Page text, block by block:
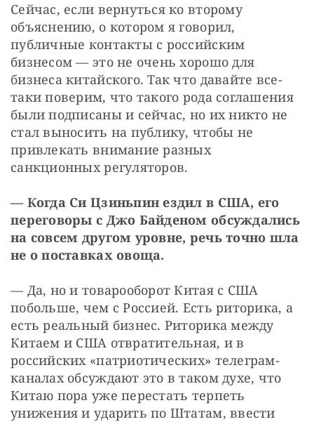
Сейчас, если вернуться ко второму
объяснению, о котором я говорил,
публичные контакты с российским
бизнесом — это не очень хорошо для
бизнеса китайского. Так что давайте все-
таки поверим, что такого рода соглашения
были подписаны и сейчас, но их никто не
стал выносить на публику, чтобы не
привлекать внимание разных
санкционных регуляторов.
— Когда Си Цзиньпин ездил в США, его
переговоры с Джо Байденом обсуждались
на совсем другом уровне, речь точно шла
не о поставках овоща.
— Да, но и товарооборот Китая с США
побольше, чем с Россией. Есть риторика, а
есть реальный бизнес. Риторика между
Китаем и США отвратительная, и в
российских «патриотических» телеграм-
каналах обсуждают это в таком духе, что
Китаю пора уже перестать терпеть
унижения и ударить по Штатам, ввести